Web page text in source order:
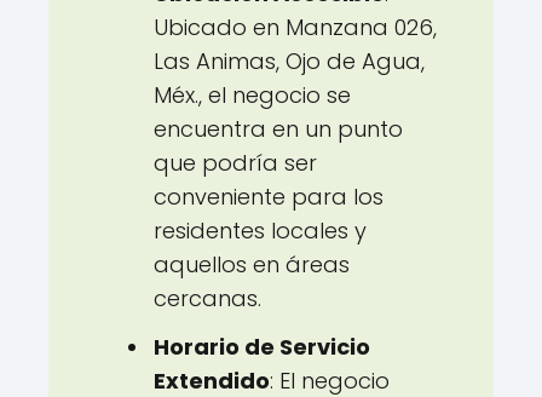
Ubicado en Manzana 026,
Las Animas, Ojo de Agua,
Méx., el negocio se
encuentra en un punto
que podría ser
conveniente para los
residentes locales y
aquellos en áreas
cercanas.
Horario de Servicio
Extendido: El negocio